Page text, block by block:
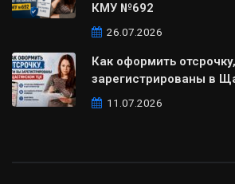
КМУ №692
26.07.2026
Как оформить
зарегистрированы в
11.07.2026